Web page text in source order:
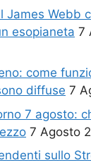
James Webb
esopianeta 7
come
diffuse 7
7 agosto:
7 Agosto
sullo